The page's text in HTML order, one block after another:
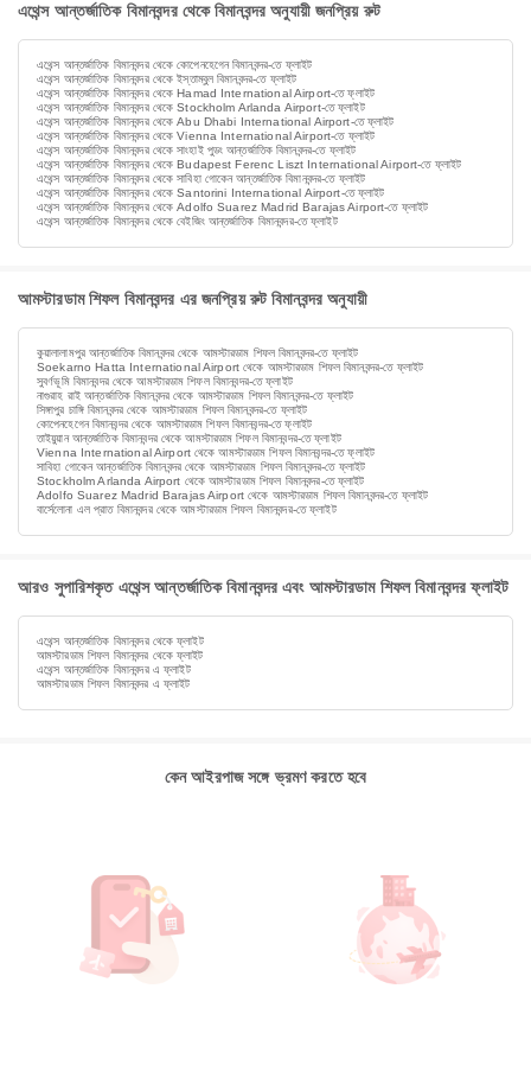
এথেন্স আন্তর্জাতিক বিমানবন্দর থেকে বিমানবন্দর অনুযায়ী জনপ্রিয় রুট
এথেন্স আন্তর্জাতিক বিমানবন্দর থেকে কোপেনহেগেন বিমানবন্দর-তে ফ্লাইট
এথেন্স আন্তর্জাতিক বিমানবন্দর থেকে ইস্তাম্বুল বিমানবন্দর-তে ফ্লাইট
এথেন্স আন্তর্জাতিক বিমানবন্দর থেকে Hamad International Airport-তে ফ্লাইট
এথেন্স আন্তর্জাতিক বিমানবন্দর থেকে Stockholm Arlanda Airport-তে ফ্লাইট
এথেন্স আন্তর্জাতিক বিমানবন্দর থেকে Abu Dhabi International Airport-তে ফ্লাইট
এথেন্স আন্তর্জাতিক বিমানবন্দর থেকে Vienna International Airport-তে ফ্লাইট
এথেন্স আন্তর্জাতিক বিমানবন্দর থেকে সাংহাই পুডং আন্তর্জাতিক বিমানবন্দর-তে ফ্লাইট
এথেন্স আন্তর্জাতিক বিমানবন্দর থেকে Budapest Ferenc Liszt International Airport-তে ফ্লাইট
এথেন্স আন্তর্জাতিক বিমানবন্দর থেকে সাবিহা গোকেন আন্তর্জাতিক বিমানবন্দর-তে ফ্লাইট
এথেন্স আন্তর্জাতিক বিমানবন্দর থেকে Santorini International Airport-তে ফ্লাইট
এথেন্স আন্তর্জাতিক বিমানবন্দর থেকে Adolfo Suarez Madrid Barajas Airport-তে ফ্লাইট
এথেন্স আন্তর্জাতিক বিমানবন্দর থেকে বেইজিং আন্তর্জাতিক বিমানবন্দর-তে ফ্লাইট
আমস্টারডাম শিফল বিমানবন্দর এর জনপ্রিয় রুট বিমানবন্দর অনুযায়ী
কুয়ালালামপুর আন্তর্জাতিক বিমানবন্দর থেকে আমস্টারডাম শিফল বিমানবন্দর-তে ফ্লাইট
Soekarno Hatta International Airport থেকে আমস্টারডাম শিফল বিমানবন্দর-তে ফ্লাইট
সুবর্ণভূমি বিমানবন্দর থেকে আমস্টারডাম শিফল বিমানবন্দর-তে ফ্লাইট
নাগুরাহ রাই আন্তর্জাতিক বিমানবন্দর থেকে আমস্টারডাম শিফল বিমানবন্দর-তে ফ্লাইট
সিঙ্গাপুর চাঙ্গি বিমানবন্দর থেকে আমস্টারডাম শিফল বিমানবন্দর-তে ফ্লাইট
কোপেনহেগেন বিমানবন্দর থেকে আমস্টারডাম শিফল বিমানবন্দর-তে ফ্লাইট
তাইয়ুয়ান আন্তর্জাতিক বিমানবন্দর থেকে আমস্টারডাম শিফল বিমানবন্দর-তে ফ্লাইট
Vienna International Airport থেকে আমস্টারডাম শিফল বিমানবন্দর-তে ফ্লাইট
সাবিহা গোকেন আন্তর্জাতিক বিমানবন্দর থেকে আমস্টারডাম শিফল বিমানবন্দর-তে ফ্লাইট
Stockholm Arlanda Airport থেকে আমস্টারডাম শিফল বিমানবন্দর-তে ফ্লাইট
Adolfo Suarez Madrid Barajas Airport থেকে আমস্টারডাম শিফল বিমানবন্দর-তে ফ্লাইট
বার্সেলোনা এল প্রাত বিমানবন্দর থেকে আমস্টারডাম শিফল বিমানবন্দর-তে ফ্লাইট
আরও সুপারিশকৃত এথেন্স আন্তর্জাতিক বিমানবন্দর এবং আমস্টারডাম শিফল বিমানবন্দর ফ্লাইট
এথেন্স আন্তর্জাতিক বিমানবন্দর থেকে ফ্লাইট
আমস্টারডাম শিফল বিমানবন্দর থেকে ফ্লাইট
এথেন্স আন্তর্জাতিক বিমানবন্দর এ ফ্লাইট
আমস্টারডাম শিফল বিমানবন্দর এ ফ্লাইট
কেন আইরপাজ সঙ্গে ভ্রমণ করতে হবে